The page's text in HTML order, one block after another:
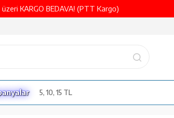
KARGO BEDAVA! (PTT Kargo)
5, 10, 15 TL